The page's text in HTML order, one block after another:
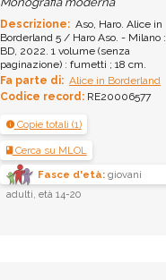
Descrizione: Aso, Haro. Alice in
Borderland 5 / Haro Aso. - Milano :
BD, 2022. 1 volume (senza
paginazione) : fumetti ; 18 cm.
Fa parte di: Alice in Borderland
Codice record: RE20006577
Copie totali (1)
Cerca su MLOL
Fasce d'età:giovani
adulti, età 14-20